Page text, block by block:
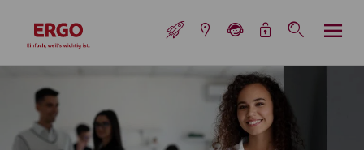
zur Startseite